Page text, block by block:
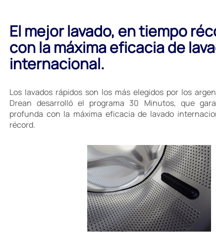
El mejor lavado, en tiempo
con la máxima eficacia de
internacional.
Los lavados rápidos son los más elegidos por los
Drean desarrolló el programa 30 Minutos, que
profunda con la máxima eficacia de lavado
récord.